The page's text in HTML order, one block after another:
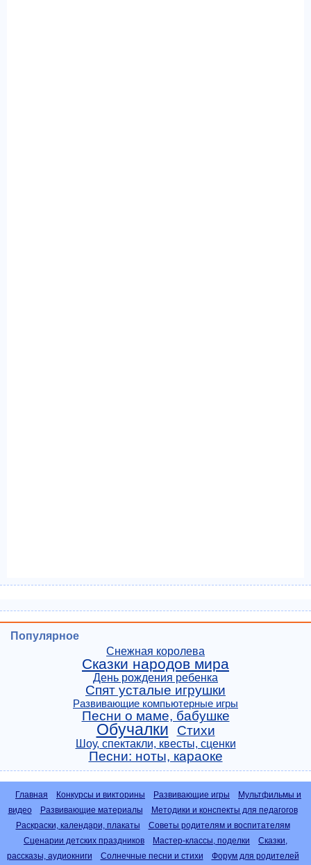
Популярное
Снежная королева
Сказки народов мира
День рождения ребенка
Спят усталые игрушки
Развивающие компьютерные игры
Песни о маме, бабушке
Обучалки Стихи
Шоу, спектакли, квесты, сценки
Песни: ноты, караоке
Главная Конкурсы и викторины Развивающие игры
Мультфильмы и
видео
Развивающие материалы
Методики и конспекты для педагогов
Раскраски, календари, плакаты
Советы родителям и воспитателям
Сценарии детских праздников
Мастер-классы, поделки
Сказки,
рассказы, аудиокниги
Солнечные песни и стихи Форум для родителей